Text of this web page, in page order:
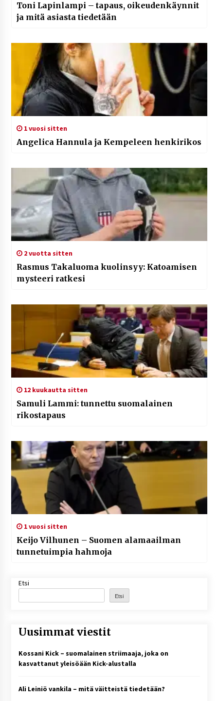
Toni Lapinlampi – tapaus, oikeudenkäynnit
ja mitä asiasta tiedetään
1 vuosi sitten
Angelica Hannula ja Kempeleen henkirikos
2 vuotta sitten
Rasmus Takaluoma kuolinsyy: Katoamisen
mysteeri ratkesi
12 kuukautta sitten
Samuli Lammi: tunnettu suomalainen
rikostapaus
1 vuosi sitten
Keijo Vilhunen – Suomen alamaailman
tunnetuimpia hahmoja
Etsi
Etsi
Uusimmat viestit
Kossani Kick – suomalainen striimaaja, joka on
kasvattanut yleisöään Kick-alustalla
Ali Leiniö vankila – mitä väitteistä tiedetään?